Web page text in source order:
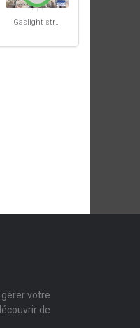
Gaslight stray dog detectives #1
votre
de